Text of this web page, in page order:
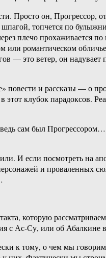
Просто он, Прогрессор,
топчется по
плечо прохаживается
или романтическом
— это ветер, он
и рассказы — о
клубок парадоксов.
сам был Прогрессором…
И если посмотреть на
и проваленных
которую
с Ас-Су, или об Абалкине
к тому, о чем мы